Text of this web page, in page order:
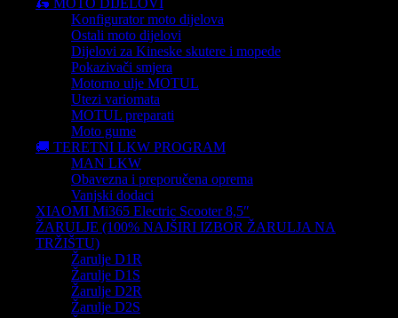
🛵 MOTO DIJELOVI
Konfigurator moto dijelova
Ostali moto dijelovi
Dijelovi za Kineske skutere i mopede
Pokazivači smjera
Motorno ulje MOTUL
Utezi variomata
MOTUL preparati
Moto gume
🚚 TERETNI LKW PROGRAM
MAN LKW
Obavezna i preporučena oprema
Vanjski dodaci
XIAOMI Mi365 Electric Scooter 8,5″
ŽARULJE (100% NAJŠIRI IZBOR ŽARULJA NA
TRŽIŠTU)
Žarulje D1R
Žarulje D1S
Žarulje D2R
Žarulje D2S